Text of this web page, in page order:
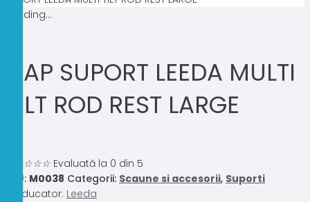
Loading...
CAP SUPORT LEEDA MULTI
TILT ROD REST LARGE
☆☆☆☆ Evaluată la 0 din 5
SKU: M0038 Categorii: Scaune si accesorii, Suporti
Producator: Leeda